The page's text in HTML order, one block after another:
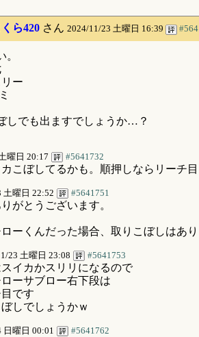
くら420さん 2024/11/23 土曜日 16:39
ー
しでも出ますでしょうか…？
曜日 20:17 #5641732
こぼしてるかも。順押しならリーチ目
土曜日 22:52 #5641751
がとうございます。
ーくんだった場合、取りこぼしはあ
23 土曜日 23:08 #5641753
イカかスリリになるので
ーサブロー右下段は
です
しでしょうかｗ
日曜日 00:01 #5641762